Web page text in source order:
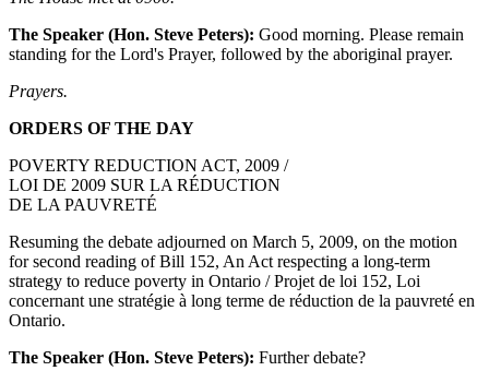
The Speaker (Hon. Steve Peters): Good morning. Please remain
standing for the Lord's Prayer, followed by the aboriginal prayer.
Prayers.
ORDERS OF THE DAY
POVERTY REDUCTION ACT, 2009 /
LOI DE 2009 SUR LA RÉDUCTION
DE LA PAUVRETÉ
Resuming the debate adjourned on March 5, 2009, on the motion
for second reading of Bill 152, An Act respecting a long-term
strategy to reduce poverty in Ontario / Projet de loi 152, Loi
concernant une stratégie à long terme de réduction de la pauvreté en
Ontario.
The Speaker (Hon. Steve Peters): Further debate?